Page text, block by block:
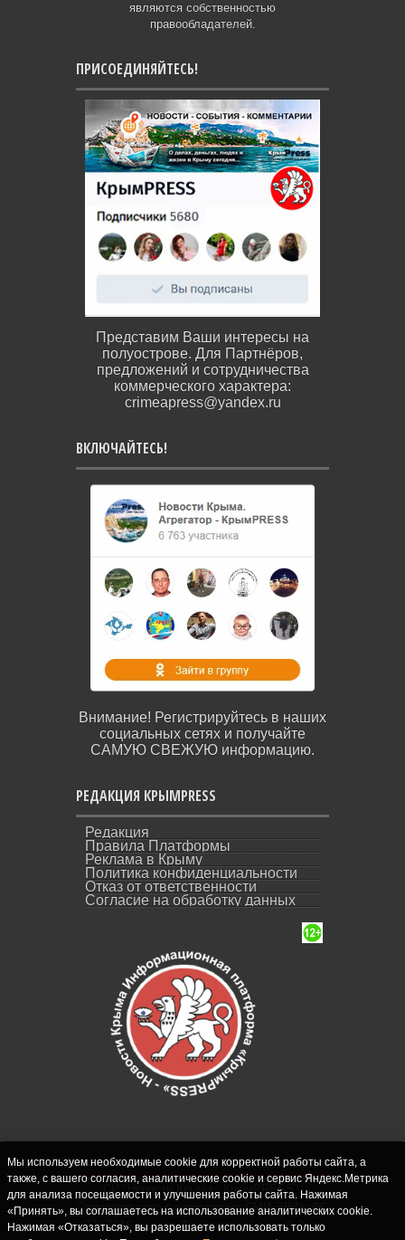
являются собственностью
правообладателей.
ПРИСОЕДИНЯЙТЕСЬ!
Представим Ваши интересы на
полуострове. Для Партнёров,
предложений и сотрудничества
коммерческого характера:
crimeapress@yandex.ru
ВКЛЮЧАЙТЕСЬ!
Внимание! Регистрируйтесь в наших
социальных сетях и получайте
САМУЮ СВЕЖУЮ информацию.
РЕДАКЦИЯ КРЫМPRESS
Редакция
Правила Платформы
Реклама в Крыму
Политика конфиденциальности
Отказ от ответственности
Согласие на обработку данных
СИ "Новости Крыма - КрымPRESS".
Свидетельство о регистрации СМИ ЭЛ № ФС
77-62916 выдано Федеральной службой по
Мы используем необходимые cookie для корректной работы сайта, а
также, с вашего согласия, аналитические cookie и сервис Яндекс.Метрика
для анализа посещаемости и улучшения работы сайта. Нажимая
«Принять», вы соглашаетесь на использование аналитических cookie.
Нажимая «Отказаться», вы разрешаете использовать только